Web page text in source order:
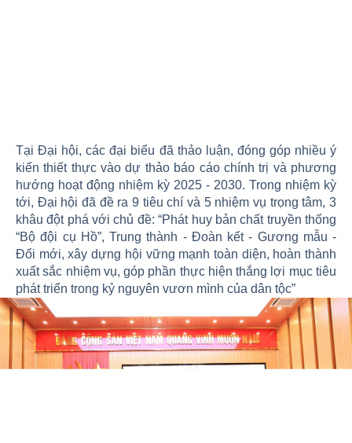
Tại Đại hội, các đại biểu đã thảo luận, đóng góp nhiều ý
kiến thiết thực vào dự thảo báo cáo chính trị và phương
hướng hoạt động nhiệm kỳ 2025 - 2030. Trong nhiệm kỳ
tới, Đại hội đã đề ra 9 tiêu chí và 5 nhiệm vụ trọng tâm, 3
khâu đột phá với chủ đề: “Phát huy bản chất truyền thống
“Bộ đội cụ Hồ”, Trung thành - Đoàn kết - Gương mẫu -
Đổi mới, xây dựng hội vững mạnh toàn diện, hoàn thành
xuất sắc nhiệm vụ, góp phần thực hiện thắng lợi mục tiêu
phát triển trong kỷ nguyên vươn mình của dân tộc”